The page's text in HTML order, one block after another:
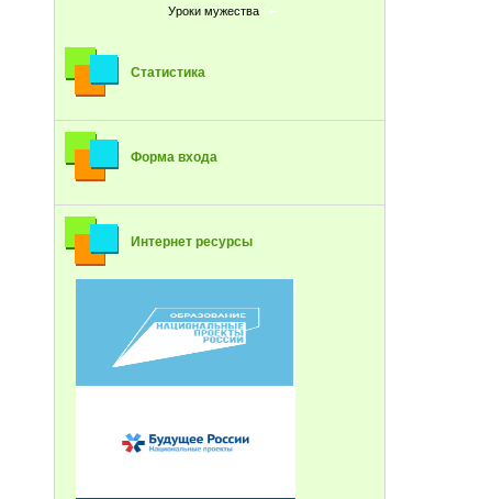
Уроки мужества
Статистика
Форма входа
Интернет ресурсы